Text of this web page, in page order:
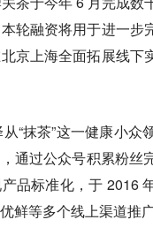
轮融资将用于进一
京上海全面拓展线
从“抹茶”这一健康小
通过公众号积累粉
品标准化，于 2016
鲜等多个线上渠道推广